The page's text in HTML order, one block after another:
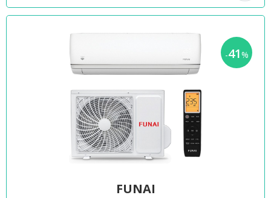
-41%
FUNAI